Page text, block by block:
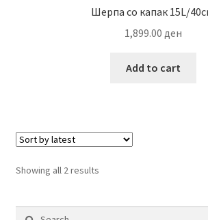
Шерпа со капак 15L/
1,899.00 ден
Add to cart
Showing all 2 resultsSorted
Search